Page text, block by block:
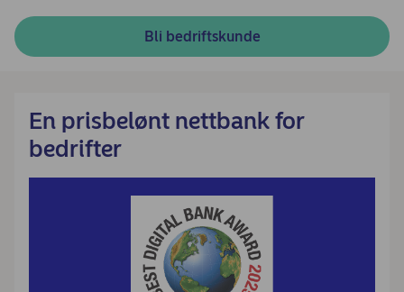
Bli bedriftskunde
En prisbelønt nettbank for
bedrifter